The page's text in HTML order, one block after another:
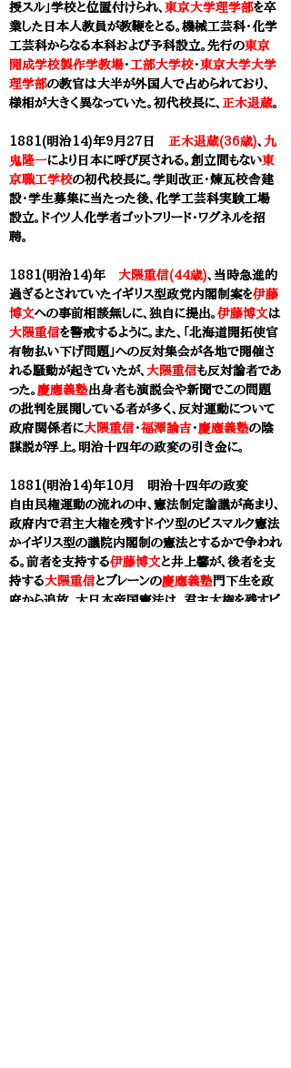
授スル」学校と位置付けられ、 東京大学理学部を卒
業した日本人教員が教鞭をとる。機械工芸科・化学
工芸科からなる本科および予科設立。先行の東京
開成学校製作学教場・ 工部大学校・東京大学大学
理学部の教官は大半が外国人で占められており、
様相が大きく異なっていた。初代校長に、 正木退蔵。
1881(明治14)年9月27日 正木退蔵(36歳)、 九
鬼隆一により日本に呼び戻される。創立間もない東
京職工学校の初代校長に。学則改正・煉瓦校舎建
設・学生募集に当たった後、化学工芸科実験工場
設立。ドイツ人化学者ゴットフリード・ワグネルを招
聘。
1881(明治14)年 大隈重信(44歳)、当時急進的
過ぎるとされていたイギリス型政党内閣制案を伊藤
博文への事前相談無しに、独自に提出。 伊藤博文は
大隈重信を警戒するように。また、「北海道開拓使官
有物払い下げ問題」への反対集会が各地で開催さ
れる騒動が起きていたが、 大隈重信も反対論者であ
った。 慶應義塾出身者も演説会や新聞でこの問題
の批判を展開している者が多く、反対運動について
政府関係者に大隈重信・福澤諭吉・慶應義塾の陰
謀説が浮上。明治十四年の政変の引き金に。
1881(明治14)年10月
明治十四年の政変
自由民権運動の流れの中、憲法制定論議が高まり、
政府内で君主大権を残すドイツ型のビスマルク憲法
かイギリス型の議院内閣制の憲法とするかで争われ
る。前者を支持する伊藤博文と井上馨が、後者を支
持する大隈重信とブレーンの慶應義塾門下生を政
府から追放。大日本帝国憲法は、君主大権を残すビ